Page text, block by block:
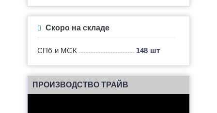
Скоро на складе
СПб и МСК 148 шт
ПРОИЗВОДСТВО ТРАЙВ